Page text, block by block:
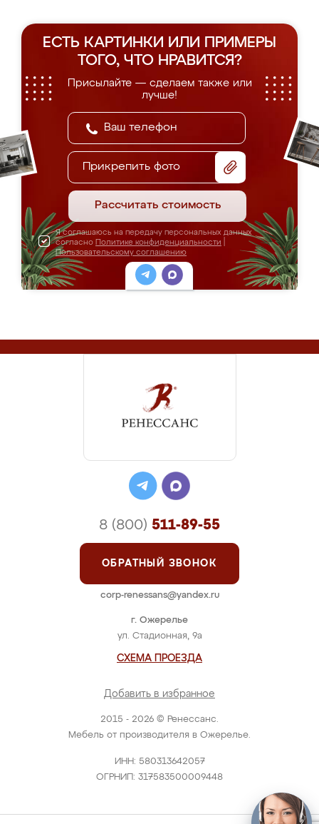
ЕСТЬ КАРТИНКИ ИЛИ ПРИМЕРЫ
ТОГО, ЧТО НРАВИТСЯ?
Присылайте — сделаем также или
лучше!
Прикрепить фото
Рассчитать стоимость
Я соглашаюсь на передачу персональных данных
согласно Политике конфиденциальности
Пользовательскому соглашению
2015 - 2026 © Ренессанс.
Мебель от производителя в Ожерелье.
ИНН: 580313642057
ОГРНИП: 317583500009448
г. Ожерелье
ул. Стадионная, 9а
СХЕМА ПРОЕЗДА
Добавить в избранное
8 (800) 511-89-55
ОБРАТНЫЙ ЗВОНОК
corp-renessans@yandex.ru